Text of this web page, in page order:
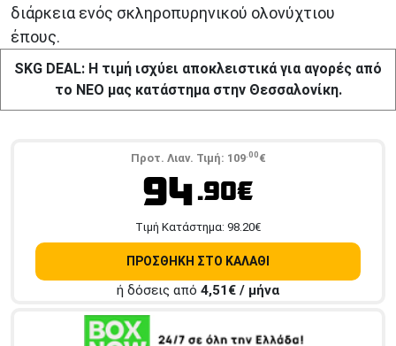
διάρκεια ενός σκληροπυρηνικού ολονύχτιου
έπους.
SKG DEAL: Η τιμή ισχύει αποκλειστικά για αγορές από
το ΝΕΟ μας κατάστημα στην Θεσσαλονίκη.
Προτ. Λιαν. Τιμή: 109.00€
94.90€
Tιμή Κατάστημα: 98.20€
ΠΡΟΣΘΗΚΗ ΣΤΟ ΚΑΛΑΘΙ
ή δόσεις από 4,51€ / μήνα